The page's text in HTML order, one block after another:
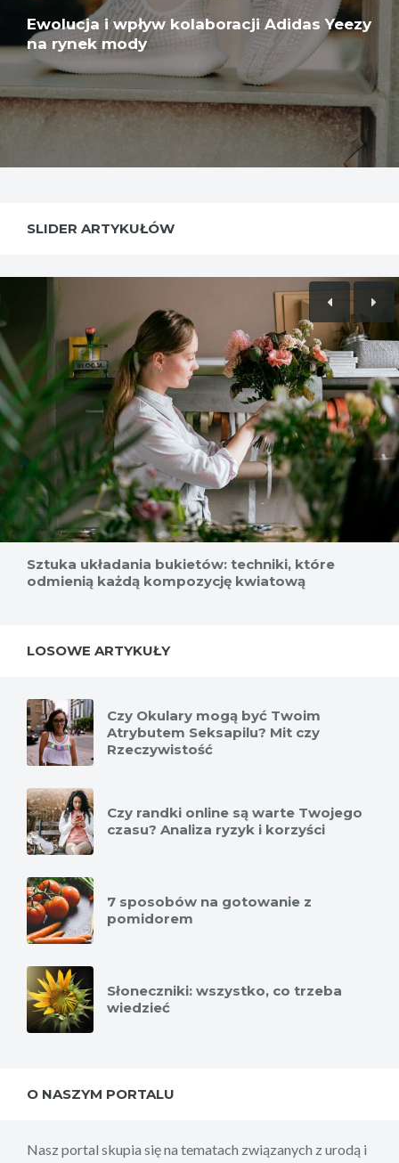
Ewolucja i wpływ kolaboracji Adidas Yeezy
na rynek mody
SLIDER ARTYKUŁÓW
Sztuka układania bukietów: techniki, które
odmienią każdą kompozycję kwiatową
LOSOWE ARTYKUŁY
Czy Okulary mogą być Twoim
Atrybutem Seksapilu? Mit czy
Rzeczywistość
Czy randki online są warte Twojego
czasu? Analiza ryzyk i korzyści
7 sposobów na gotowanie z
pomidorem
Słoneczniki: wszystko, co trzeba
wiedzieć
O NASZYM PORTALU
Nasz portal skupia się na tematach związanych z urodą i